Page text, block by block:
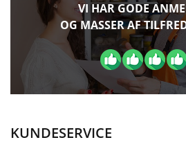
VI HAR GODE
OG MASSER AF
KUNDESERVICE